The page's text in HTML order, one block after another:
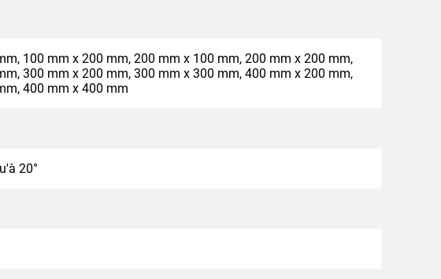
100 mm x 200 mm, 200 mm x 100 mm, 200 mm x 200 mm,
300 mm x 200 mm, 300 mm x 300 mm, 400 mm x 200 mm,
400 mm x 400 mm
20°